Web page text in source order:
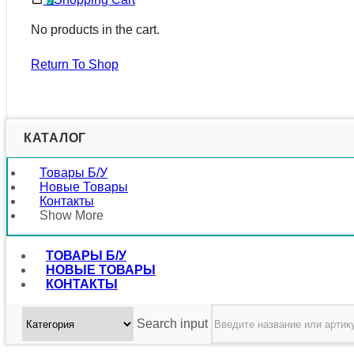
No products in the cart.
Return To Shop
КАТАЛОГ
Товары Б/у
Новые Товары
Контакты
Show More
ТОВАРЫ Б/У
НОВЫЕ ТОВАРЫ
КОНТАКТЫ
Search input